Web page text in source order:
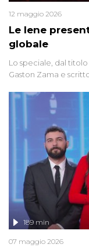
Le Iene
globale
12 maggio 2026
Lo speciale, dal
Gaston Zama e
racconta l'universo
globali e del
social network, talk
189 min
07 maggio 2026